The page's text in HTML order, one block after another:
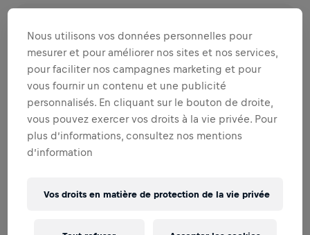
COLLECTE DE FONDS DONNER
Faites un don pour faire la différence ! 100% de
l'argent collecté est destiné à la recherche sur la
HISTOIRE
Nous utilisons vos données personnelles pour
mesurer et pour améliorer nos sites et nos services,
pour faciliter nos campagnes marketing et pour
vous fournir un contenu et une publicité
personnalisés. En cliquant sur le bouton de droite,
vous pouvez exercer vos droits à la vie privée. Pour
plus d’informations, consultez nos mentions
d’information
Vos droits en matière de protection de la vie privée